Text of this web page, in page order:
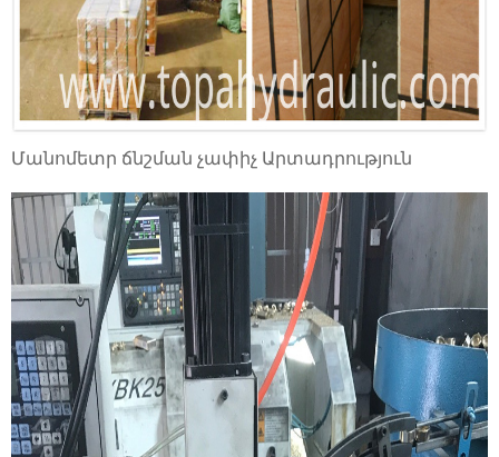
Մանոմետր ճնշման չափիչ Արտադրություն